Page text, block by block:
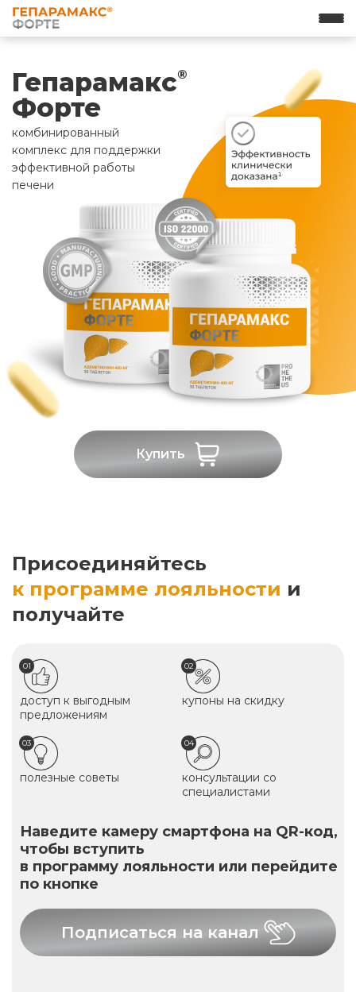
Гепарамакс®
Форте
комбинированный
комплекс для поддержки
эффективной работы
печени
Купить
Присоединяйтесь
к программе лояльности и
получайте
01
доступ к выгодным
предложениям
02
купоны на скидку
03
полезные советы
04
консультации со
специалистами
Наведите камеру смартфона на QR-код,
чтобы вступить
в программу лояльности или перейдите
по кнопке
Подписаться на канал